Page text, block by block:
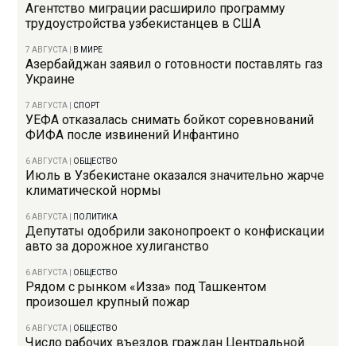
Агентство миграции расширило программу
трудоустройства узбекистанцев в США
7 АВГУСТА В МИРЕ
Азербайджан заявил о готовности поставлять газ
Украине
7 АВГУСТА СПОРТ
УЕФА отказалась снимать бойкот соревнований
ФИФА после извинений Инфантино
6 АВГУСТА ОБЩЕСТВО
Июль в Узбекистане оказался значительно жарче
климатической нормы
6 АВГУСТА ПОЛИТИКА
Депутаты одобрили законопроект о конфискации
авто за дорожное хулиганство
6 АВГУСТА ОБЩЕСТВО
Рядом с рынком «Изза» под Ташкентом
произошел крупный пожар
6 АВГУСТА ОБЩЕСТВО
Число рабочих въездов граждан Центральной